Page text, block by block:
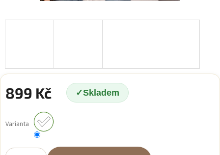
899 Kč Skladem
cena:
Varianta